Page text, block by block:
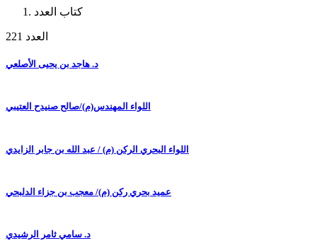
كتاب العدد
العدد 221
د. هاجد بن يحيى الأصلعي
اللواء المهندس(م)/صالح صنيدح العتيبي
اللواء البحري الركن (م) / عبد الله بن جابر الزايدي
عميد بحري ركن (م)/ معجب بن جزاء الدلبحي
د. سامي ثامر الرشيدي